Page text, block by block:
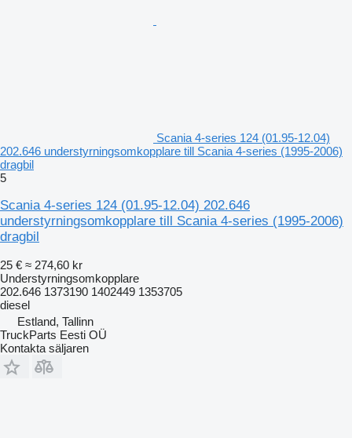
Scania 4-series 124 (01.95-12.04)
202.646 understyrningsomkopplare till Scania 4-series (1995-2006)
dragbil
5
Scania 4-series 124 (01.95-12.04) 202.646
understyrningsomkopplare till Scania 4-series (1995-2006)
dragbil
25 € ≈ 274,60 kr
Understyrningsomkopplare
202.646 1373190 1402449 1353705
diesel
Estland, Tallinn
TruckParts Eesti OÜ
Kontakta säljaren